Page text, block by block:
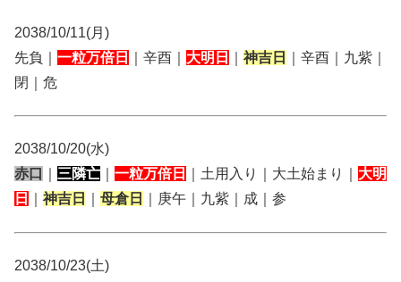
2038/10/11(月)
先負｜ 一粒万倍日 ｜辛酉｜ 大明日 神吉日
｜辛酉｜九紫｜
閉｜危
2038/10/20(水)
赤口
三隣亡 一粒万倍日 ｜土用入り｜大土始まり｜ 大明
日
神吉日 母倉日 ｜庚午｜九紫｜成｜参
2038/10/23(土)